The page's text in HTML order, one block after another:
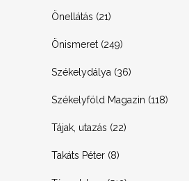
Önellátás (21)
Önismeret (249)
Székelydálya (36)
Székelyföld Magazin (118)
Tájak, utazás (22)
Takáts Péter (8)